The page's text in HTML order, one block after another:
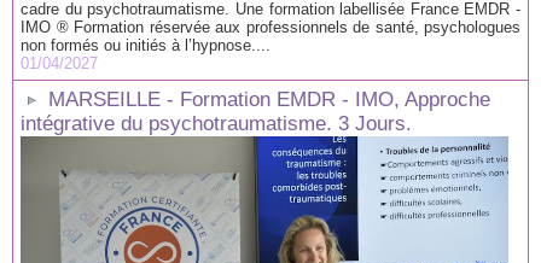
cadre du psychotraumatisme. Une formation labellisée France EMDR -
IMO ® Formation réservée aux professionnels de santé, psychologues
non formés ou initiés à l’hypnose....
01/04/2027
MARSEILLE - Formation EMDR - IMO, Approche
intégrative du psychotraumatisme. 3 Jours.